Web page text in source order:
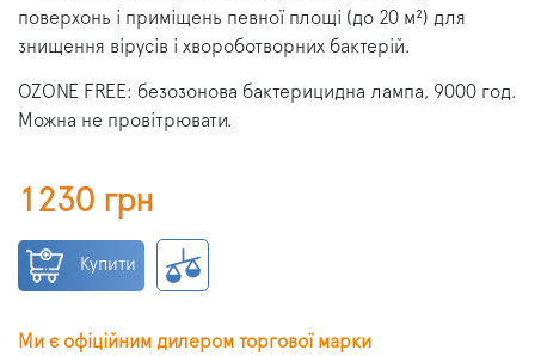
поверхонь і приміщень певної площі (до 20 м²) для
знищення вірусів і хвороботворних бактерій.
OZONE FREE: безозонова бактерицидна лампа, 9000 год.
Можна не провітрювати.
1230 грн
Купити
Ми є офіційним дилером торгової марки